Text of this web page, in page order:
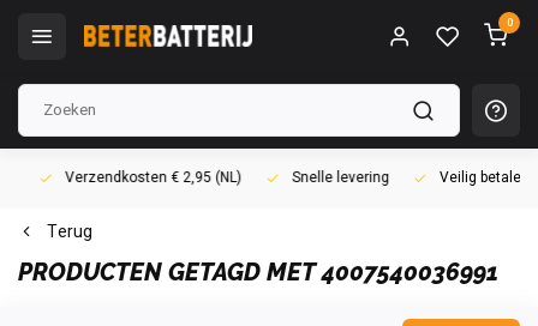
0
Verzendkosten € 2,95 (NL) Snelle levering Veilig betalen
Terug
PRODUCTEN GETAGD MET 4007540036991